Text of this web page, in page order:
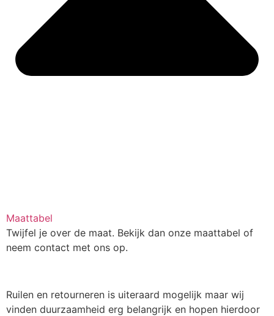
Maattabel
Twijfel je over de maat. Bekijk dan onze maattabel of
neem contact met ons op.
Ruilen en retourneren is uiteraard mogelijk maar wij
vinden duurzaamheid erg belangrijk en hopen hierdoor